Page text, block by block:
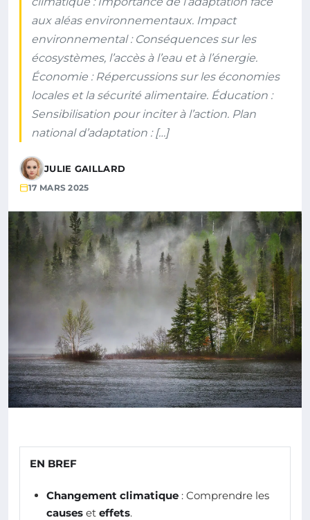
aux aléas environnementaux. Impact
environnemental : Conséquences sur les
écosystèmes, l’accès à l’eau et à l’énergie.
Économie : Répercussions sur les économies
locales et la sécurité alimentaire. Éducation :
Sensibilisation pour inciter à l’action. Plan
national d’adaptation : […]
JULIE GAILLARD
17 MARS 2025
EN BREF
Changement climatique : Comprendre les
causes et effets.